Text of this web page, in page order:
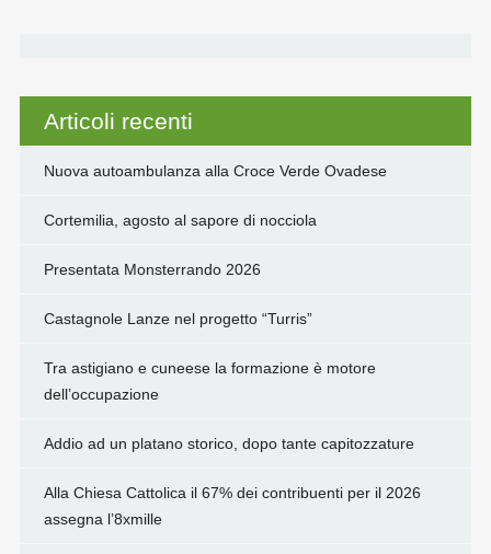
Articoli recenti
Nuova autoambulanza alla Croce Verde Ovadese
Cortemilia, agosto al sapore di nocciola
Presentata Monsterrando 2026
Castagnole Lanze nel progetto “Turris”
Tra astigiano e cuneese la formazione è motore
dell’occupazione
Addio ad un platano storico, dopo tante capitozzature
Alla Chiesa Cattolica il 67% dei contribuenti per il 2026
assegna l’8xmille